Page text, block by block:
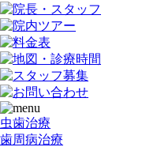
虫歯治療
歯周病治療